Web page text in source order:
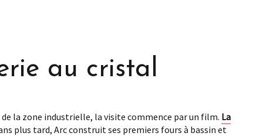
au cristal
la zone industrielle, la visite commence par un film. La
plus tard, Arc construit ses premiers fours à bassin et